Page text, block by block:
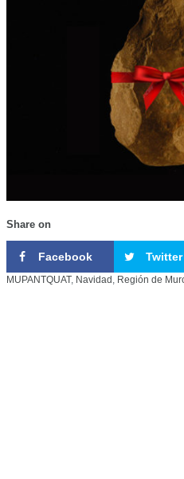
Share on
Facebook Twitter
MUPANTQUAT, Navidad , Región de